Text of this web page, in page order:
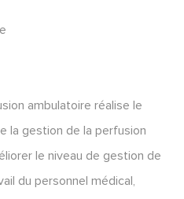
ambulatoire réalise le
la gestion de la perfusion
le niveau de gestion de
du personnel médical,